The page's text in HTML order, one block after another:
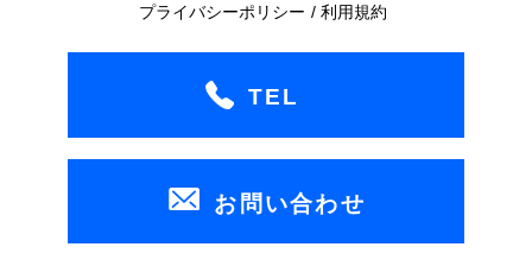
プライバシーポリシー
利用規約
TEL
お問い合わせ